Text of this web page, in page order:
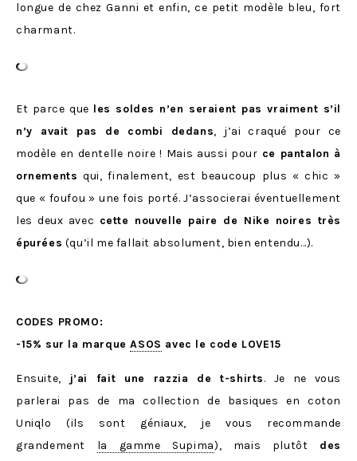
longue de chez Ganni et enfin, ce petit modèle bleu, fort
charmant.
Et parce que les soldes n’en seraient pas vraiment s’il
n’y avait pas de combi dedans, j’ai craqué pour ce
modèle en dentelle noire ! Mais aussi pour ce pantalon à
ornements qui, finalement, est beaucoup plus « chic »
que « foufou » une fois porté. J’associerai éventuellement
les deux avec cette nouvelle paire de Nike noires très
épurées (qu’il me fallait absolument, bien entendu…).
CODES PROMO:
-15% sur la marqueASOS avec le code LOVE15
Ensuite, j’ai fait une razzia de t-shirts. Je ne vous
parlerai pas de ma collection de basiques en coton
Uniqlo (ils sont géniaux, je vous recommande
grandement la gamme Supima), mais plutôt des